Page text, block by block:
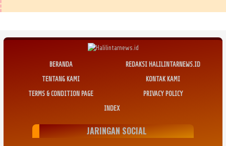
BERANDA
REDAKSI HALILINTARNEWS.ID
TENTANG KAMI
KONTAK KAMI
TERMS & CONDITION PAGE
PRIVACY POLICY
INDEX
JARINGAN SOCIAL